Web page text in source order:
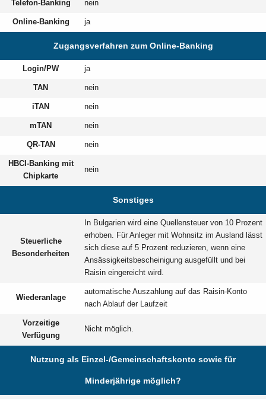
Telefon-Banking nein
Online-Banking ja
Zugangsverfahren zum Online-Banking
Login/PW ja
TAN nein
iTAN nein
mTAN nein
QR-TAN nein
HBCI-Banking mit
Chipkarte
nein
Sonstiges
Steuerliche
Besonderheiten
In Bulgarien wird eine Quellensteuer von 10 Prozent
erhoben. Für Anleger mit Wohnsitz im Ausland lässt
sich diese auf 5 Prozent reduzieren, wenn eine
Ansässigkeitsbescheinigung ausgefüllt und bei
Raisin eingereicht wird.
Wiederanlage
automatische Auszahlung auf das Raisin-Konto
nach Ablauf der Laufzeit
Vorzeitige
Verfügung
Nicht möglich.
Nutzung als Einzel-/Gemeinschaftskonto sowie für
Minderjährige möglich?